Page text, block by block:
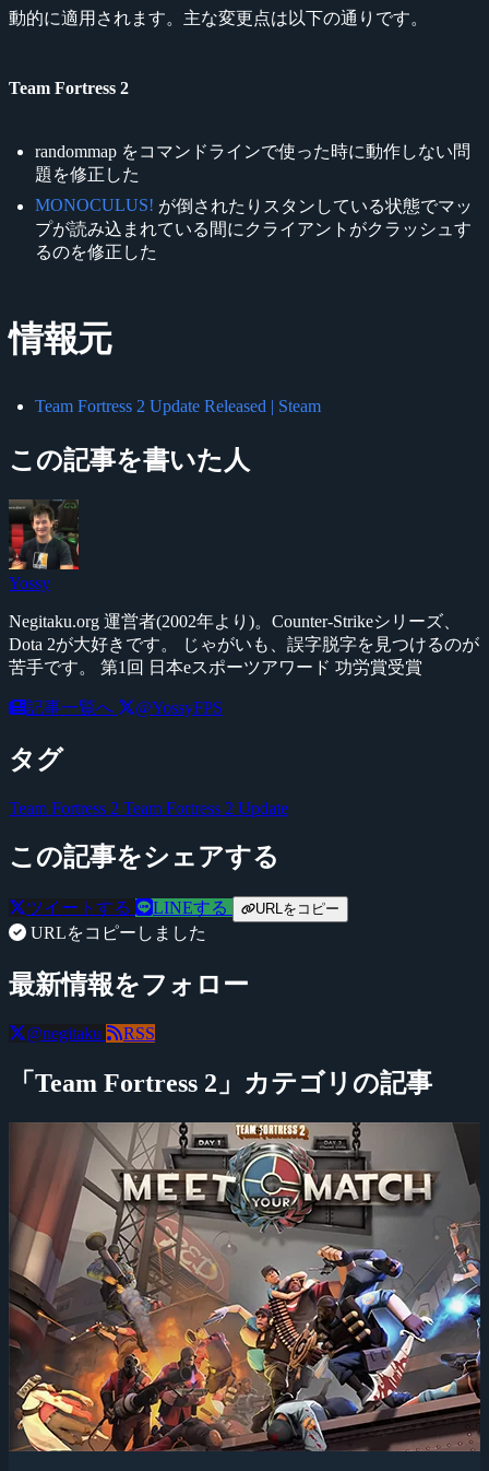
動的に適用されます。主な変更点は以下の通りです。
Team Fortress 2
randommap をコマンドラインで使った時に動作しない問
題を修正した
MONOCULUS! が倒されたりスタンしている状態でマッ
プが読み込まれている間にクライアントがクラッシュす
るのを修正した
情報元
Team Fortress 2 Update Released | Steam
この記事を書いた人
Yossy
Negitaku.org 運営者(2002年より)。Counter-Strikeシリーズ、
Dota 2が大好きです。 じゃがいも、誤字脱字を見つけるのが
苦手です。 第1回 日本eスポーツアワード 功労賞受賞
記事一覧へ @YossyFPS
タグ
Team Fortress 2 Team Fortress 2 Update
この記事をシェアする
ツイートする LINEする URLをコピー
URLをコピーしました
最新情報をフォロー
@negitaku RSS
「Team Fortress 2」カテゴリの記事